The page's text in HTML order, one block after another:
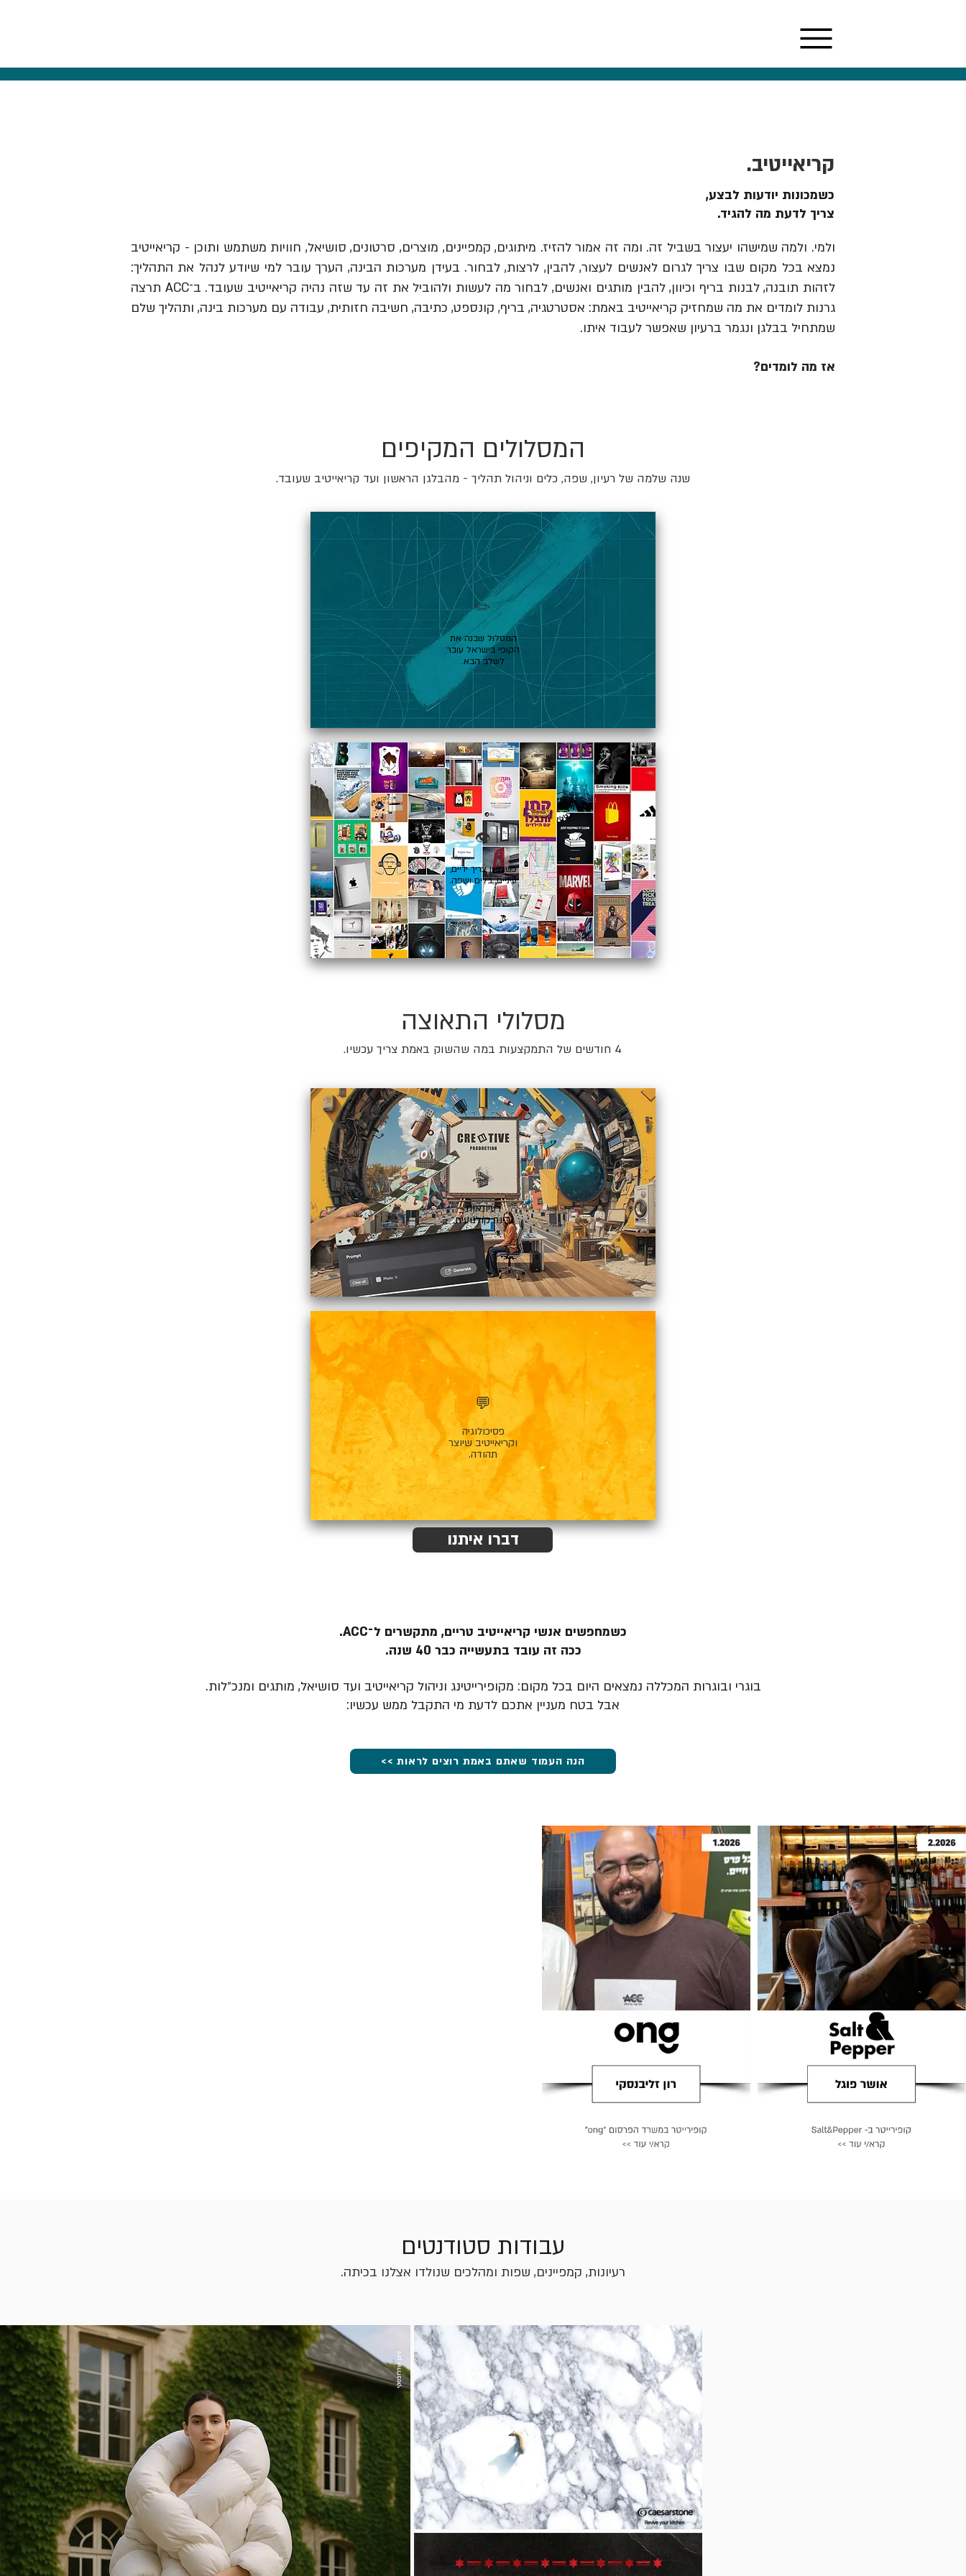
קריאייטיב.
כשמכונות יודעות לבצע,
צריך לדעת מה להגיד.
ולמי. ולמה שמישהו יעצור בשביל זה. ומה זה אמור להזיז. מיתוגים, קמפיינים, מוצרים, סרטונים, סושיאל, חוויות משתמש ותוכן - קריאייטיב
נמצא בכל מקום שבו צריך לגרום לאנשים לעצור, להבין, לרצות, לבחור. בעידן מערכות הבינה, הערך עובר למי שיודע לנהל את התהליך:
לזהות תובנה, לבנות בריף וכיוון, להבין מותגים ואנשים, לבחור מה לעשות ולהוביל את זה עד שזה נהיה קריאייטיב שעובד. ב־ACC תרצה
גרנות לומדים את מה שמחזיק קריאייטיב באמת: אסטרטגיה, בריף, קונספט, כתיבה, חשיבה חזותית, עבודה עם מערכות בינה, ותהליך שלם
שמתחיל בבלגן ונגמר ברעיון שאפשר לעבוד איתו.
אז מה לומדים?
המסלולים המקיפים
שנה שלמה של רעיון, שפה, כלים וניהול תהליך - מהבלגן הראשון ועד קריאייטיב שעובד.
✏️
המסלול שבנה את
הקופי בישראל עובר
לשלב הבא.
👁️
כשרעיון צריך ידיים,
עיניים, כלים ושפה.
מסלולי התאוצה
4 חודשים של התמקצעות במה שהשוק באמת צריך עכשיו.
🎬
רעיונאות
ובינה קולנועית.
💬
פסיכולוגיה
וקריאייטיב שיוצר
תהודה.
דברו איתנו
כשמחפשים אנשי קריאייטיב טריים, מתקשרים ל־ACC.
ככה זה עובד בתעשייה כבר 40 שנה.
בוגרי ובוגרות המכללה נמצאים היום בכל מקום: מקופירייטינג וניהול קריאייטיב ועד סושיאל, מותגים ומנכ״לות.
אבל בטח מעניין אתכם לדעת מי התקבל ממש עכשיו:
הנה העמוד שאתם באמת רוצים לראות >>
עבודות סטודנטים
רעיונות, קמפיינים, שפות ומהלכים שנולדו אצלנו בכיתה.